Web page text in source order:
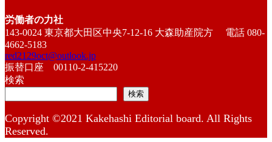
労働者の力社
143-0024 東京都大田区中央7-12-16 大森助産院方 電話 080-
4662-5183
red2129oct@outlook.jp
振替口座 00110-2-415220
検索
検索
Copyright ©2021 Kakehashi Editorial board. All Rights
Reserved.